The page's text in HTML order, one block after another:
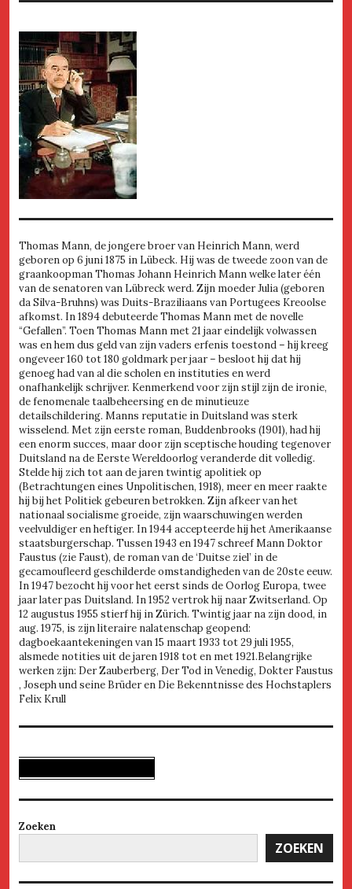
Thomas Mann, de jongere broer van Heinrich Mann, werd
geboren op 6 juni 1875 in Lübeck. Hij was de tweede zoon van de
graankoopman Thomas Johann Heinrich Mann welke later één
van de senatoren van Lübreck werd. Zijn moeder Julia (geboren
da Silva-Bruhns) was Duits-Braziliaans van Portugees Kreoolse
afkomst. In 1894 debuteerde Thomas Mann met de novelle
“Gefallen”. Toen Thomas Mann met 21 jaar eindelijk volwassen
was en hem dus geld van zijn vaders erfenis toestond – hij kreeg
ongeveer 160 tot 180 goldmark per jaar – besloot hij dat hij
genoeg had van al die scholen en instituties en werd
onafhankelijk schrijver. Kenmerkend voor zijn stijl zijn de ironie,
de fenomenale taalbeheersing en de minutieuze
detailschildering. Manns reputatie in Duitsland was sterk
wisselend. Met zijn eerste roman, Buddenbrooks (1901), had hij
een enorm succes, maar door zijn sceptische houding tegenover
Duitsland na de Eerste Wereldoorlog veranderde dit volledig.
Stelde hij zich tot aan de jaren twintig apolitiek op
(Betrachtungen eines Unpolitischen, 1918), meer en meer raakte
hij bij het Politiek gebeuren betrokken. Zijn afkeer van het
nationaal socialisme groeide, zijn waarschuwingen werden
veelvuldiger en heftiger. In 1944 accepteerde hij het Amerikaanse
staatsburgerschap. Tussen 1943 en 1947 schreef Mann Doktor
Faustus (zie Faust), de roman van de ‘Duitse ziel’ in de
gecamoufleerd geschilderde omstandigheden van de 20ste eeuw.
In 1947 bezocht hij voor het eerst sinds de Oorlog Europa, twee
jaar later pas Duitsland. In 1952 vertrok hij naar Zwitserland. Op
12 augustus 1955 stierf hij in Zürich. Twintig jaar na zijn dood, in
aug. 1975, is zijn literaire nalatenschap geopend:
dagboekaantekeningen van 15 maart 1933 tot 29 juli 1955,
alsmede notities uit de jaren 1918 tot en met 1921.Belangrijke
werken zijn: Der Zauberberg, Der Tod in Venedig, Dokter Faustus
, Joseph und seine Brüder en Die Bekenntnisse des Hochstaplers
Felix Krull
Zoeken
ZOEKEN